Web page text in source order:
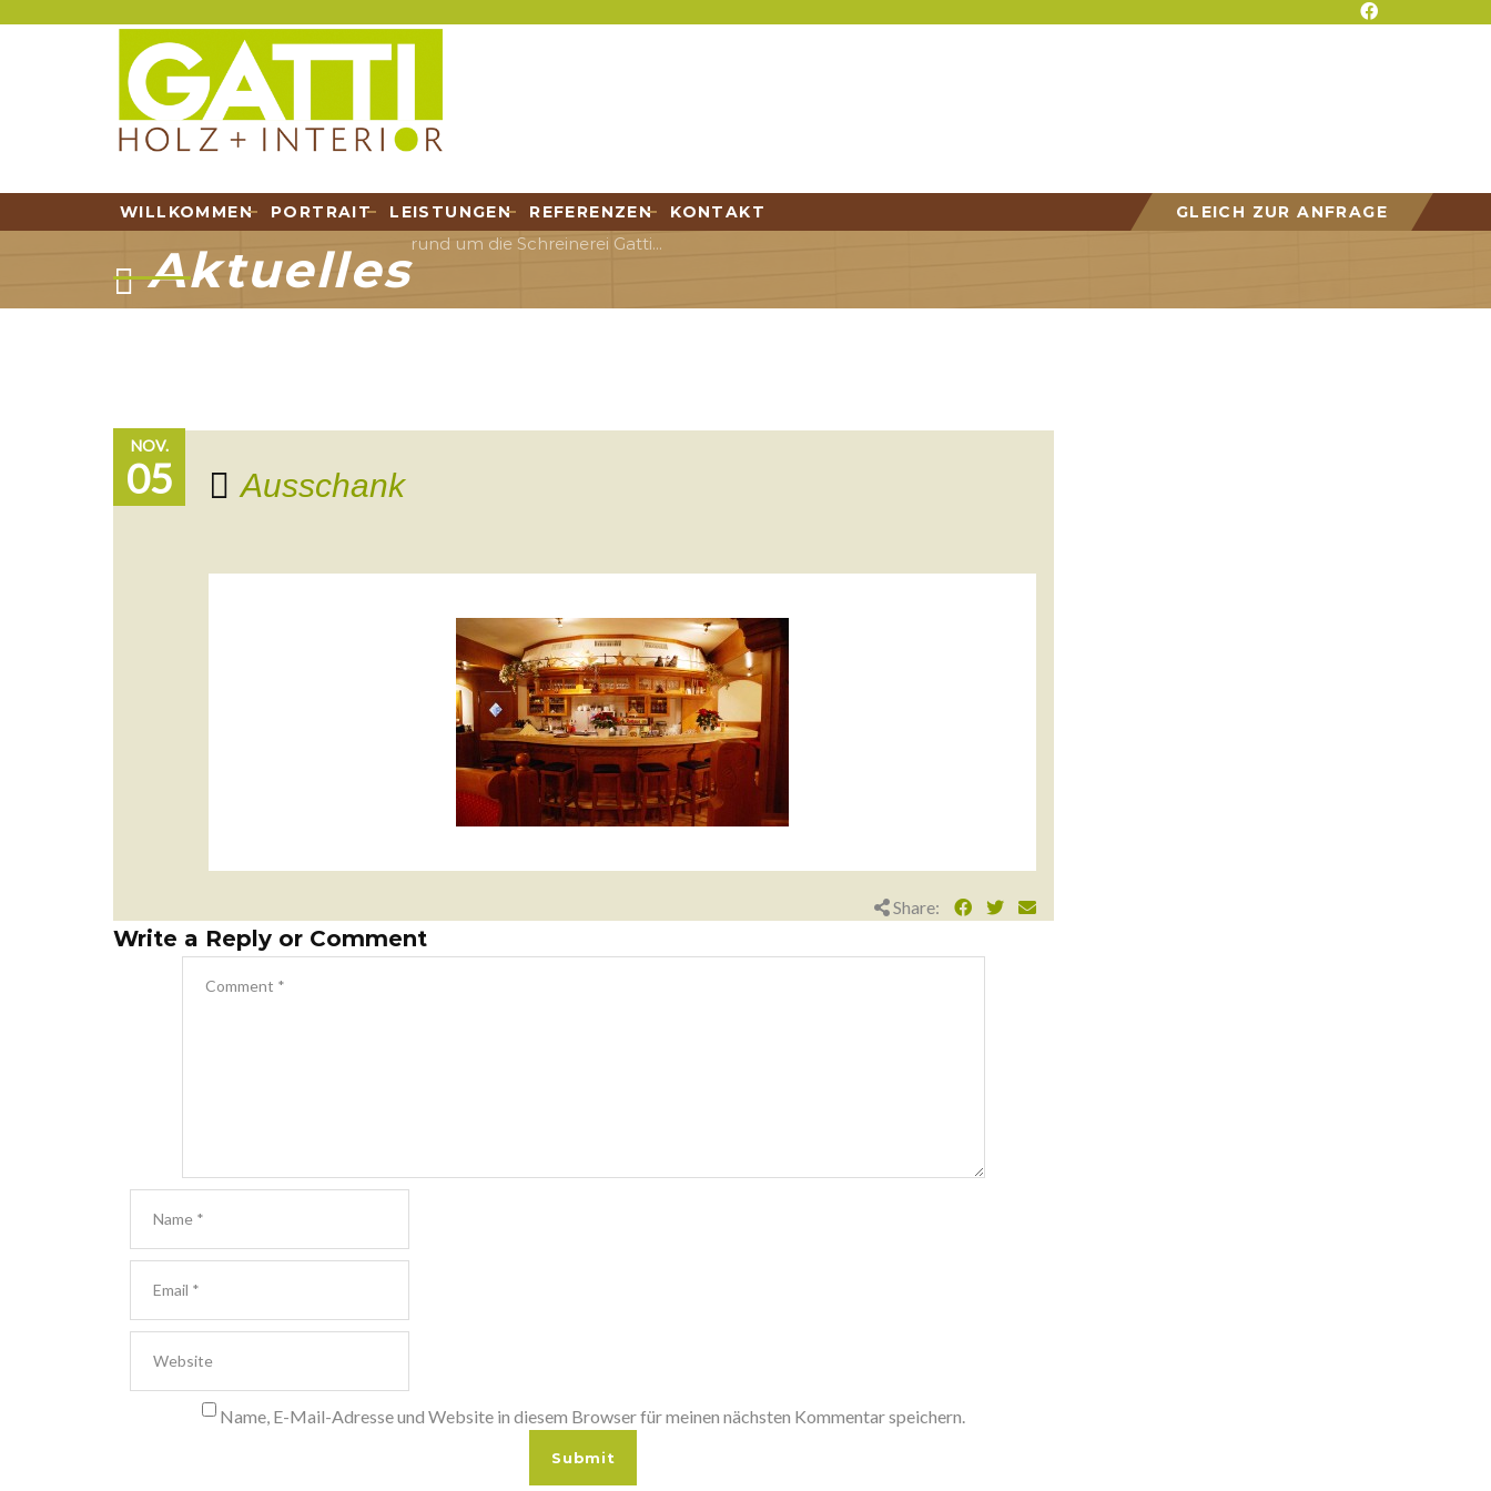
WILLKOMMEN PORTRAIT LEISTUNGEN REFERENZEN KONTAKT GLEICH ZUR ANFRAGE
Aktuellesrund um die Schreinerei Gatti...
NOV.
05 Ausschank
Share:
Write a Reply or Comment
Name, E-Mail-Adresse und Website in diesem Browser für meinen nächsten Kommentar speichern.